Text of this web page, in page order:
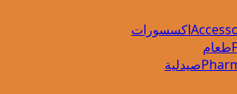
اكسسورات
طعام
صيدلية